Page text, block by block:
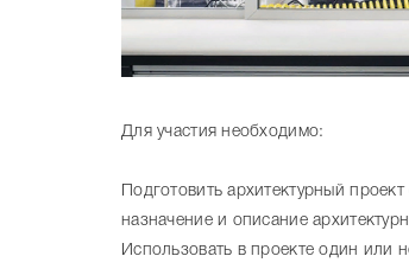
Для участия необходимо:
Подготовить архитектурный
назначение и описание
Использовать в проекте один или